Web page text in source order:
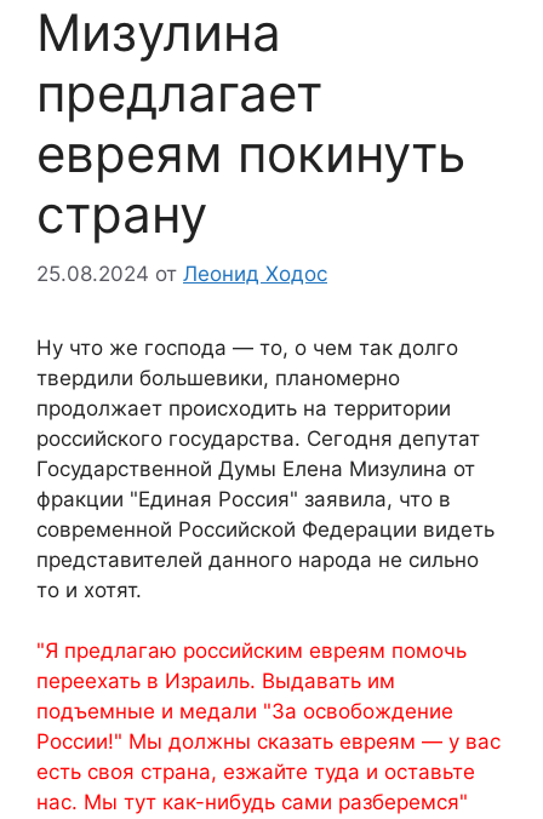
Мизулина
предлагает
евреям покинуть
страну
25.08.2024 от Леонид Ходос
Ну что же господа — то, о чем так долго
твердили большевики, планомерно
продолжает происходить на территории
российского государства. Сегодня депутат
Государственной Думы Елена Мизулина от
фракции "Единая Россия" заявила, что в
современной Российской Федерации видеть
представителей данного народа не сильно
то и хотят.
"Я предлагаю российским евреям помочь
переехать в Израиль. Выдавать им
подъемные и медали "За освобождение
России!" Мы должны сказать евреям — у вас
есть своя страна, езжайте туда и оставьте
нас. Мы тут как-нибудь сами разберемся"